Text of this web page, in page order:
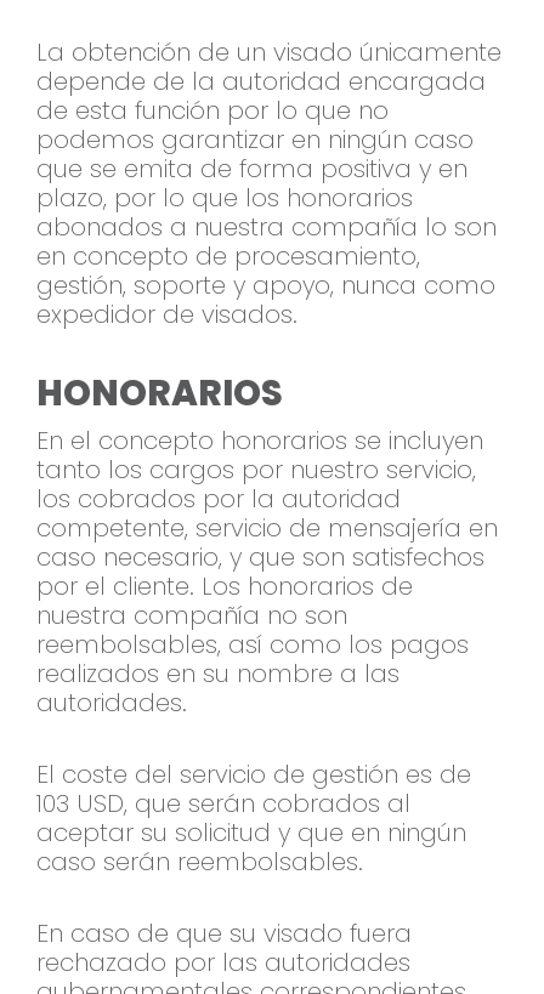
La obtención de un visado únicamente
depende de la autoridad encargada
de esta función por lo que no
podemos garantizar en ningún caso
que se emita de forma positiva y en
plazo, por lo que los honorarios
abonados a nuestra compañía lo son
en concepto de procesamiento,
gestión, soporte y apoyo, nunca como
expedidor de visados.
HONORARIOS
En el concepto honorarios se incluyen
tanto los cargos por nuestro servicio,
los cobrados por la autoridad
competente, servicio de mensajería en
caso necesario, y que son satisfechos
por el cliente. Los honorarios de
nuestra compañía no son
reembolsables, así como los pagos
realizados en su nombre a las
autoridades.
El coste del servicio de gestión es de
103 USD, que serán cobrados al
aceptar su solicitud y que en ningún
caso serán reembolsables.
En caso de que su visado fuera
rechazado por las autoridades